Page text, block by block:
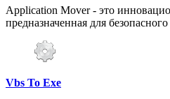
Application Mover - это
предназначенная для
Vbs To Exe